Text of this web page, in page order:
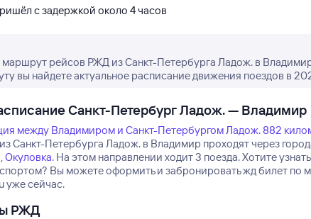
с задержкой около 4 часов
маршрут рейсов РЖД из Санкт-Петербурга Ладож. в
вы найдете актуальное расписание движения поездов в
Санкт-Петербург Ладож. — Владимир
между Владимиром и Санкт-Петербургом Ладож. 882
Санкт-Петербурга Ладож. в Владимир проходят через
,Окуловка. На этом направлении ходит 3 поезда.Хотите
Вы можете оформить и забронировать жд билет
уже сейчас.
РЖД